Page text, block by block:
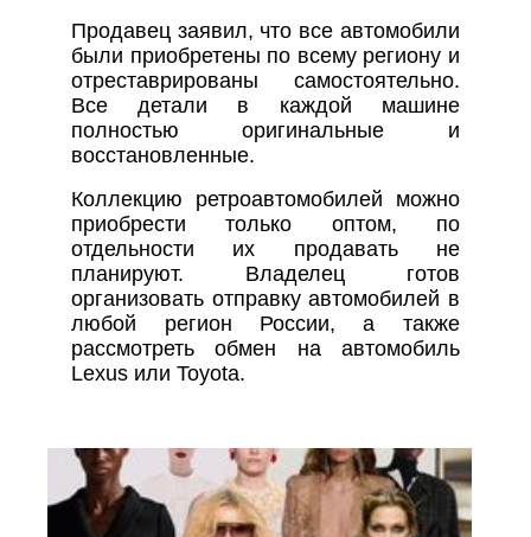
Продавец заявил, что все автомобили
были приобретены по всему региону и
отреставрированы самостоятельно.
Все детали в каждой машине
полностью оригинальные и
восстановленные.
Коллекцию ретроавтомобилей можно
приобрести только оптом, по
отдельности их продавать не
планируют. Владелец готов
организовать отправку автомобилей в
любой регион России, а также
рассмотреть обмен на автомобиль
Lexus или Toyota.